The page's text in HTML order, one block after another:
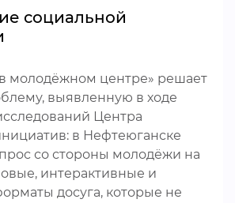
социальной
молодёжном центре» решает
выявленную в ходе
Центра
в Нефтеюганске
со стороны молодёжи на
интерактивные и
досуга, которые не